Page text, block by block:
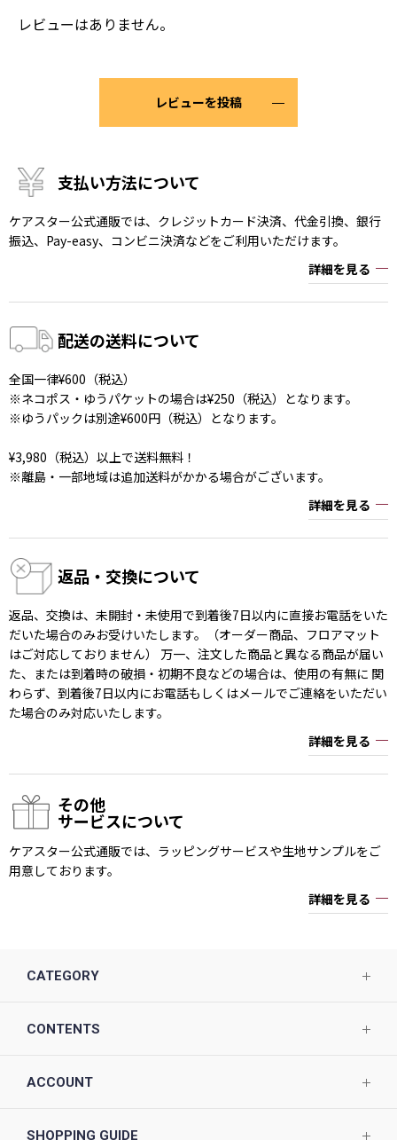
レビューはありません。
レビューを投稿
支払い方法について
ケアスター公式通販では、クレジットカード決済、代金引換、銀行
振込、Pay-easy、コンビニ決済などをご利用いただけます。
詳細を見る
配送の送料について
全国一律¥600（税込）
※ネコポス・ゆうパケットの場合は¥250（税込）となります。
※ゆうパックは別途¥600円（税込）となります。
¥3,980（税込）以上で送料無料！
※離島・一部地域は追加送料がかかる場合がございます。
詳細を見る
返品・交換について
返品、交換は、未開封・未使用で到着後7日以内に直接お電話をいた
だいた場合のみお受けいたします。（オーダー商品、フロアマット
はご対応しておりません） 万一、注文した商品と異なる商品が届い
た、または到着時の破損・初期不良などの場合は、使用の有無に 関
わらず、到着後7日以内にお電話もしくはメールでご連絡をいただい
た場合のみ対応いたします。
詳細を見る
その他
サービスについて
ケアスター公式通販では、ラッピングサービスや生地サンプルをご
用意しております。
詳細を見る
CATEGORY
CONTENTS
ACCOUNT
SHOPPING GUIDE